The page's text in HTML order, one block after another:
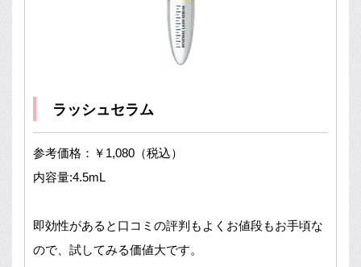
ラッシュセラム
参考価格：￥1,080（税込）
内容量:4.5mL
即効性があると口コミの評判もよくお値段もお手頃な
ので、試してみる価値大です。